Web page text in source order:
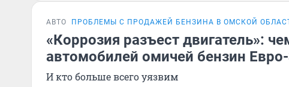
АВТО ПРОБЛЕМЫ С ПРОДАЖЕЙ БЕНЗИНА В ОМСКОЙ
«Коррозия разъест двигатель»:
автомобилей омичей бензин
И кто больше всего уязвим